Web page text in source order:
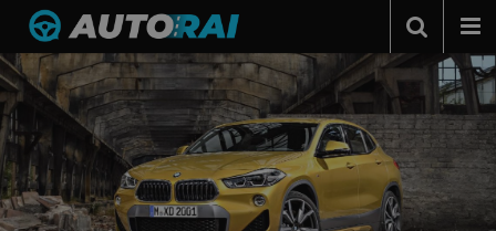
Autonieuws
Podcast
Autotests
Automerken